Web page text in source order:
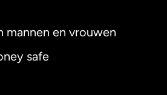
mannen en vrouwen
safe